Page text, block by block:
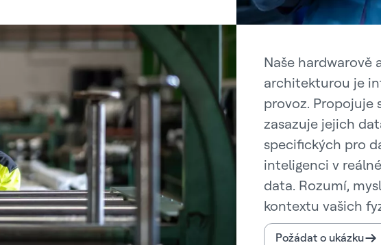
Naše hardwarově
architekturou je
provoz. Propojuje
zasazuje jejich
specifických pro
inteligenci v
data. Rozumí,
kontextu vašich
Požádat o ukázku